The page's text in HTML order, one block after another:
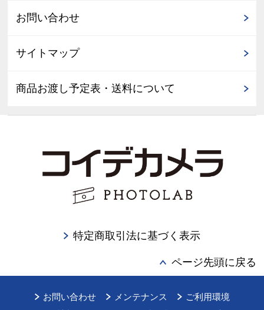
お問い合わせ
サイトマップ
商品お渡し予定表・送料について
特定商取引法に基づく表示
ページ先頭に戻る
お問い合わせ メンテナンス
ご利用環境